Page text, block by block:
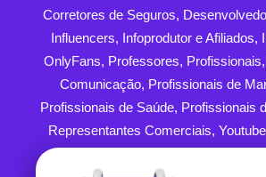
Corretores de Seguros,
Influencers, Infoprodutor e Afiliados,
OnlyFans, Professores, Profissionais,
Comunicação, Profissionais de
Profissionais de Saúde, Profissionais
Representantes Comerciais,